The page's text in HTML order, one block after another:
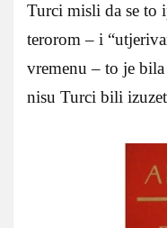
Turci misli da se to
terorom – i
vremenu – to je
nisu Turci bili